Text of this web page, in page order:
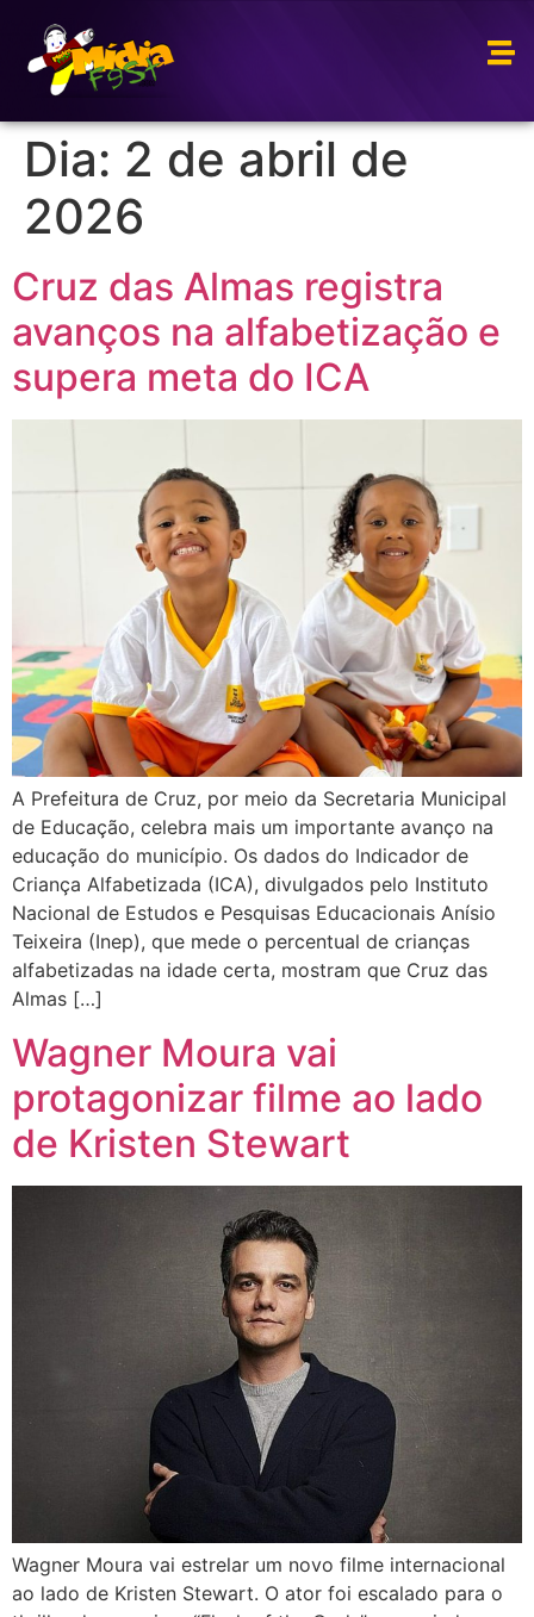
Dia: 2 de abril de
2026
Cruz das Almas registra
avanços na alfabetização e
supera meta do ICA
A Prefeitura de Cruz, por meio da Secretaria Municipal
de Educação, celebra mais um importante avanço na
educação do município. Os dados do Indicador de
Criança Alfabetizada (ICA), divulgados pelo Instituto
Nacional de Estudos e Pesquisas Educacionais Anísio
Teixeira (Inep), que mede o percentual de crianças
alfabetizadas na idade certa, mostram que Cruz das
Almas […]
Wagner Moura vai
protagonizar filme ao lado
de Kristen Stewart
Wagner Moura vai estrelar um novo filme internacional
ao lado de Kristen Stewart. O ator foi escalado para o